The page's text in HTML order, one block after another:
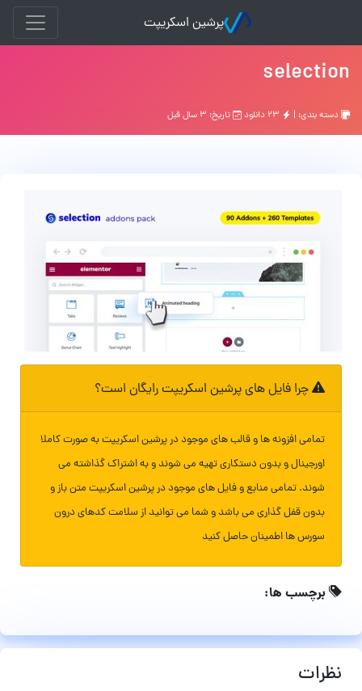
پرشین اسکریپت
selection
دسته بندی: | تاریخ: ۳ سال قبل
چرا فایل های پرشین اسکریپت رایگان است؟
تمامی افزونه ها و قالب های موجود در پرشین اسکریپت به صورت کاملا
اورجینال و بدون دستکاری تهیه می شوند و به اشتراک گذاشته می
شوند. تمامی منابع و فایل های موجود در پرشین اسکریپت متن باز و
بدون قفل گذاری می باشد و شما می توانید از سلامت کدهای درون
سورس ها اطمینان حاصل کنید
برچسب ها:
نظرات